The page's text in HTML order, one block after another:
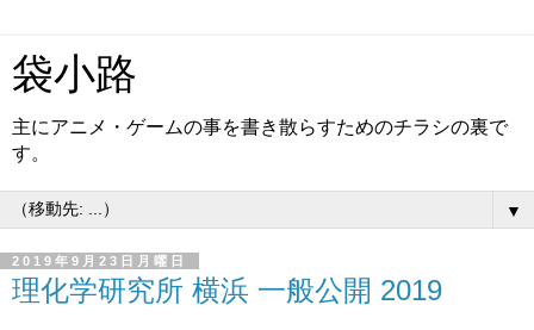
袋小路
主にアニメ・ゲームの事を書き散らすためのチラシの裏で
す。
▼
2019年9月23日月曜日
理化学研究所 横浜 一般公開 2019